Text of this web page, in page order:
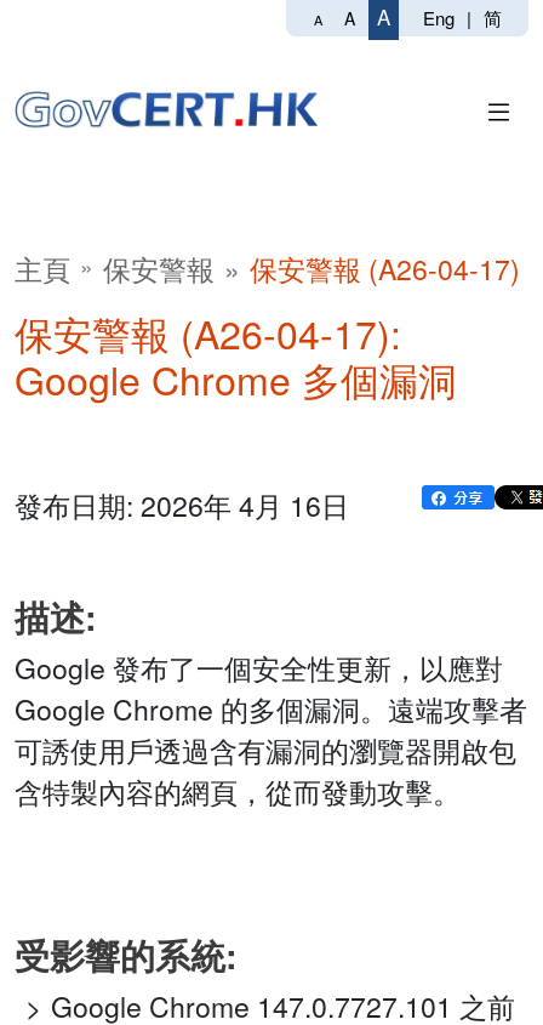
A A A Eng | 简
主頁 保安警報 保安警報 (A26-04-17)
保安警報 (A26-04-17):
Google Chrome 多個漏洞
發布日期: 2026年 4月 16日
描述:
Google 發布了一個安全性更新，以應對
Google Chrome 的多個漏洞。遠端攻擊者
可誘使用戶透過含有漏洞的瀏覽器開啟包
含特製內容的網頁，從而發動攻擊。
受影響的系統:
Google Chrome 147.0.7727.101 之前